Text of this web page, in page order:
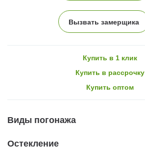
Вызвать замерщика
Купить в 1 клик
Купить в рассрочку
Купить оптом
Виды погонажа
Остекление